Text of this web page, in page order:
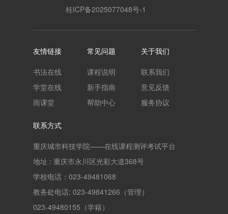
桂ICP备2025077048号-1
友情链接
书法在线
学堂在线
雨课堂
常见问题
课程说明
新手指南
帮助中心
关于我们
联系我们
意见反馈
服务协议
联系方式
重庆城市科技学院——在线课程测评考试平台
地址 : 重庆市永川区光彩大道368号
学校电话：023-49481068
教务处电话: 023-49841266（管理）
023-49480155（学籍）